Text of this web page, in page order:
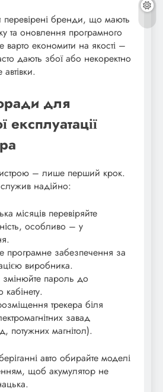
бренди, що мають
та оновлення програмного
економити на якості –
дають збої або некоректно
для
експлуатації
– лише перший крок.
надійно:
місяців перевіряйте
особливо – у
програмне забезпечення за
виробника.
змінюйте пароль до
кабінету.
трекера біля
завад
потужних магнітол).
авто обирайте моделі
щоб акумулятор не